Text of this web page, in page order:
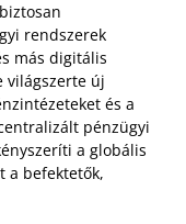
rendszerek
más digitális
világszerte új
és a
pénzügyi
a globális
a befektetők,